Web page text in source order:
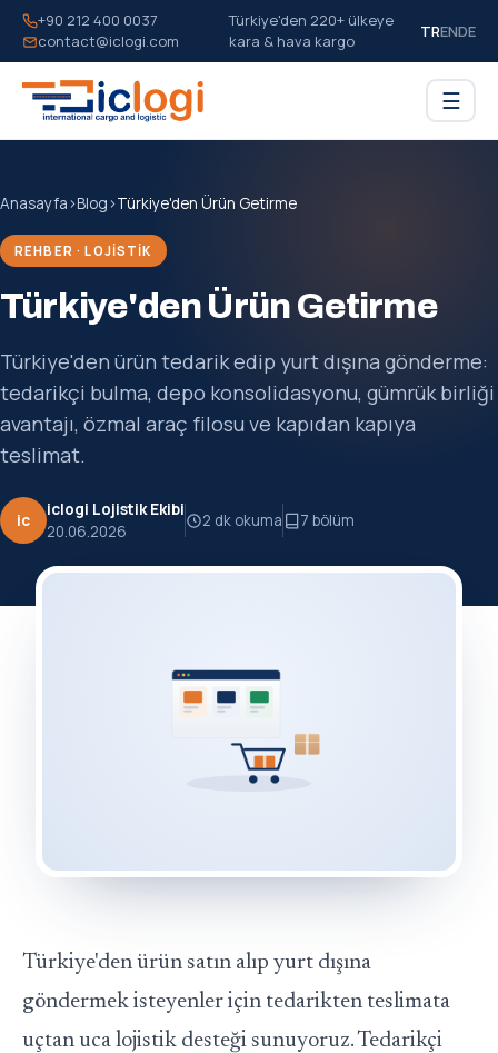
+90 212 400 0037
contact@iclogi.com
Türkiye'den 220+ ülkeye
kara & hava kargo
TRENDE
☰
Anasayfa›Blog›Türkiye'den Ürün Getirme
REHBER · LOJISTIK
Türkiye'den Ürün Getirme
Türkiye'den ürün tedarik edip yurt dışına gönderme:
tedarikçi bulma, depo konsolidasyonu, gümrük birliği
avantajı, özmal araç filosu ve kapıdan kapıya
teslimat.
ic
iclogi Lojistik Ekibi
20.06.2026
2 dk okuma 7 bölüm
Türkiye'den ürün satın alıp yurt dışına
göndermek isteyenler için tedarikten teslimata
uçtan uca lojistik desteği sunuyoruz. Tedarikçi